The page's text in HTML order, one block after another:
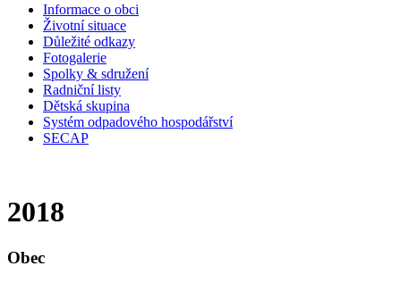
Informace o obci
Životní situace
Důležité odkazy
Fotogalerie
Spolky & sdružení
Radniční listy
Dětská skupina
Systém odpadového hospodářství
SECAP
2018
Obec